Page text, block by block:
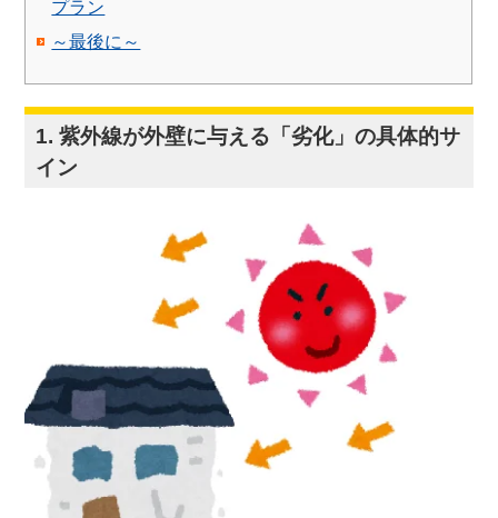
プラン
～最後に～
1. 紫外線が外壁に与える「劣化」の具体的サ
イン